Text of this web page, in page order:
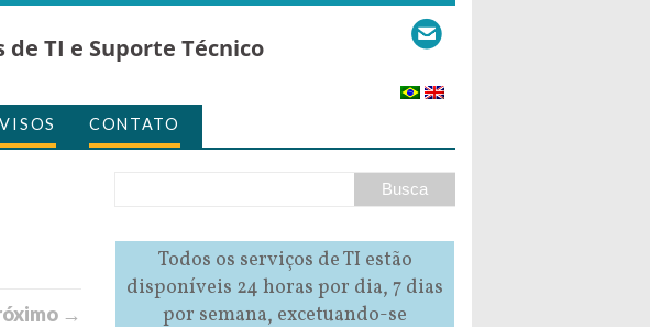
TI e Suporte Técnico
CONTATO
→
Todos os serviços de TI estão
disponíveis 24 horas por dia, 7 dias
por semana, excetuando-se